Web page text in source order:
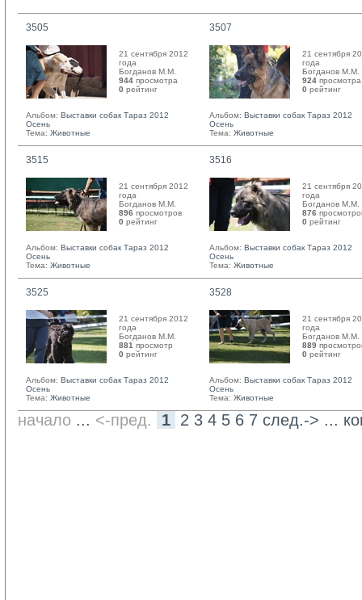
3505
21 сентября 2012
года
Богданов М.М.
944 просмотра
0 рейтинг
Альбом: Выставки собак Тараз 2012
Осень
Тема: Животные
3507
21 сентября
года
Богданов М.М.
924 просмотра
0 рейтинг
Альбом: Выставки собак Тараз 2012
Осень
Тема: Животные
3515
21 сентября 2012
года
Богданов М.М.
896 просмотров
0 рейтинг
Альбом: Выставки собак Тараз 2012
Осень
Тема: Животные
3516
21 сентября
года
Богданов М.М.
876
0 рейтинг
Альбом: Выставки собак Тараз 2012
Осень
Тема: Животные
3525
21 сентября 2012
года
Богданов М.М.
881 просмотр
0 рейтинг
Альбом: Выставки собак Тараз 2012
Осень
Тема: Животные
3528
21 сентября
года
Богданов М.М.
889
0 рейтинг
Альбом: Выставки собак Тараз 2012
Осень
Тема: Животные
начало ... <-пред. 1 2 3 4 5 6 7 след.-> ...